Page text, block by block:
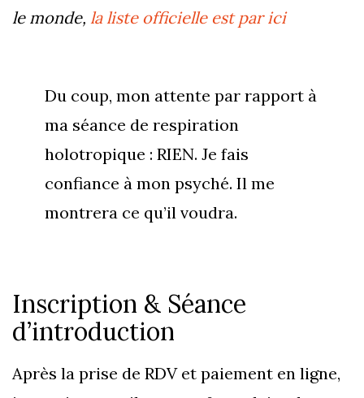
le monde, la liste officielle est par ici
Du coup, mon attente par rapport à
ma séance de respiration
holotropique : RIEN. Je fais
confiance à mon psyché. Il me
montrera ce qu’il voudra.
Inscription & Séance
d’introduction
Après la prise de RDV et paiement en ligne,